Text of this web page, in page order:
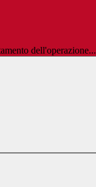
dell'operazione...